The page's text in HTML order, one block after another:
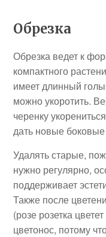
Обрезка
Обрезка ведет к
компактного
имеет длинный
можно укоротить.
черенку
дать новые
Удалять старые,
нужно регулярно,
поддерживает
Также после
(розе розетка
цветонос, потому